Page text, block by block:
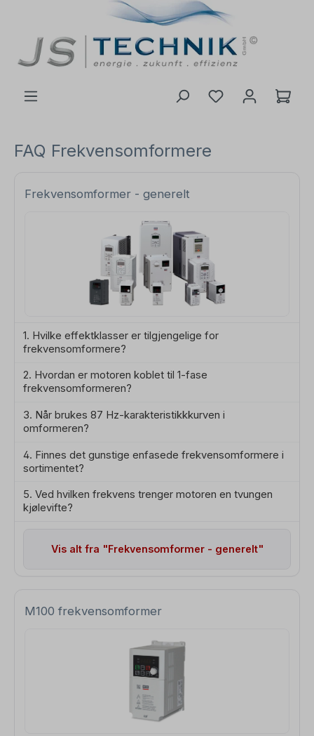
FAQ Frekvensomformere
Frekvensomformer - generelt
1. Hvilke effektklasser er tilgjengelige for
frekvensomformere?
2. Hvordan er motoren koblet til 1-fase
frekvensomformeren?
3. Når brukes 87 Hz-karakteristikkkurven i
omformeren?
4. Finnes det gunstige enfasede frekvensomformere i
sortimentet?
5. Ved hvilken frekvens trenger motoren en tvungen
kjølevifte?
Vis alt fra "Frekvensomformer - generelt"
M100 frekvensomformer